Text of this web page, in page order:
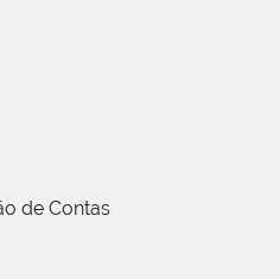
de Contas